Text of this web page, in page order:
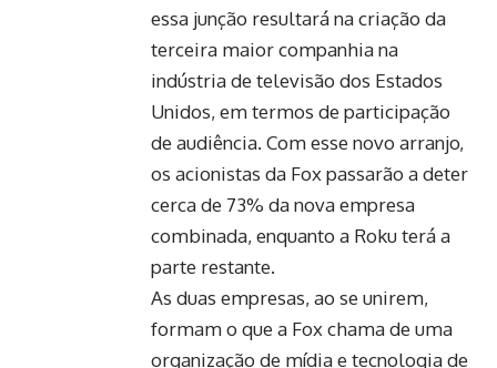
essa junção resultará na criação da
terceira maior companhia na
indústria de televisão dos Estados
Unidos, em termos de participação
de audiência. Com esse novo arranjo,
os acionistas da Fox passarão a deter
cerca de 73% da nova empresa
combinada, enquanto a Roku terá a
parte restante.
As duas empresas, ao se unirem,
formam o que a Fox chama de uma
organização de mídia e tecnologia de